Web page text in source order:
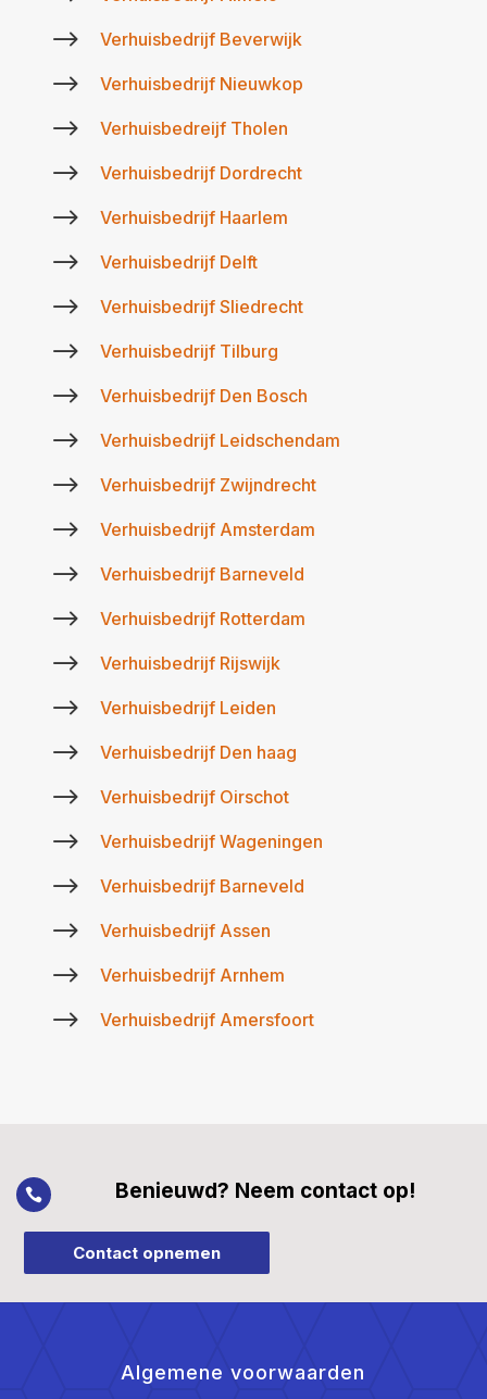
$ Verhuisbedrijf Beverwijk
$ Verhuisbedrijf Nieuwkop
$ Verhuisbedreijf Tholen
$ Verhuisbedrijf Dordrecht
$ Verhuisbedrijf Haarlem
$ Verhuisbedrijf Delft
$ Verhuisbedrijf Sliedrecht
$ Verhuisbedrijf Tilburg
$ Verhuisbedrijf Den Bosch
$ Verhuisbedrijf Leidschendam
$ Verhuisbedrijf Zwijndrecht
$ Verhuisbedrijf Amsterdam
$ Verhuisbedrijf Barneveld
$ Verhuisbedrijf Rotterdam
$ Verhuisbedrijf Rijswijk
$ Verhuisbedrijf Leiden
$ Verhuisbedrijf Den haag
$ Verhuisbedrijf Oirschot
$ Verhuisbedrijf Wageningen
$ Verhuisbedrijf Barneveld
$ Verhuisbedrijf Assen
$ Verhuisbedrijf Arnhem
$ Verhuisbedrijf Amersfoort
 Benieuwd? Neem contact op!
Contact opnemen
Algemene voorwaarden